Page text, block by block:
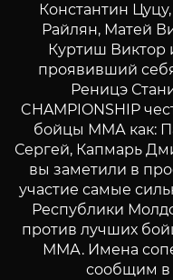
Константин
Райлян, Матей
Куртиш Виктор
проявивший
Реницэ
CHAMPIONSHIP
бойцы ММА как:
Сергей, Капмарь
вы заметили в
участие самые
Республики
против лучших
ММА. Имена
сообщим